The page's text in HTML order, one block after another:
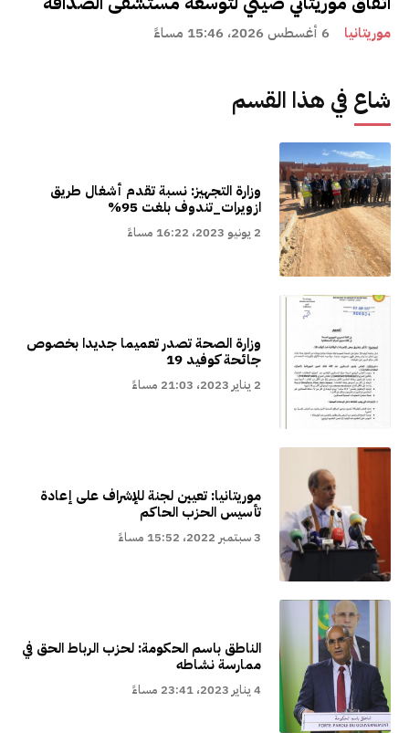
موريتانيا 6 أغسطس 2026، 15:46 مساءً
شاع في هذا القسم
وزارة التجهيز: نسبة تقدم أشغال طريق
ازويرات_تندوف بلغت 95%
2 يونيو 2023، 16:22 مساءً
وزارة الصحة تصدر تعميما جديدا بخصوص
جائحة كوفيد 19
2 يناير 2023، 21:03 مساءً
موريتانيا: تعيين لجنة للإشراف على إعادة
تأسيس الحزب الحاكم
3 سبتمبر 2022، 15:52 مساءً
الناطق باسم الحكومة: لحزب الرباط الحق في
ممارسة نشاطه
4 يناير 2023، 23:41 مساءً